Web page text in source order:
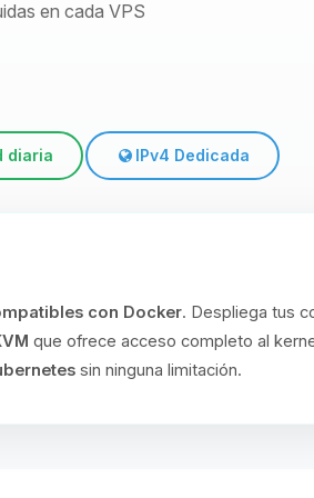
en cada VPS
diaria IPv4 Dedicada
con Docker. Despliega tus
que ofrece acceso completo al
sin ninguna limitación.